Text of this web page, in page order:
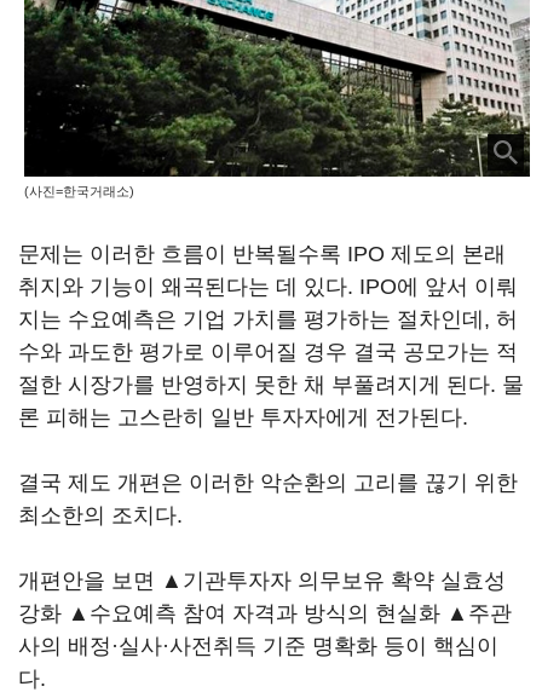
(사진=한국거래소)
문제는 이러한 흐름이 반복될수록 IPO 제도의 본래
취지와 기능이 왜곡된다는 데 있다. IPO에 앞서 이뤄
지는 수요예측은 기업 가치를 평가하는 절차인데, 허
수와 과도한 평가로 이루어질 경우 결국 공모가는 적
절한 시장가를 반영하지 못한 채 부풀려지게 된다. 물
론 피해는 고스란히 일반 투자자에게 전가된다.
결국 제도 개편은 이러한 악순환의 고리를 끊기 위한
최소한의 조치다.
개편안을 보면 ▲기관투자자 의무보유 확약 실효성
강화 ▲수요예측 참여 자격과 방식의 현실화 ▲주관
사의 배정·실사·사전취득 기준 명확화 등이 핵심이
다.